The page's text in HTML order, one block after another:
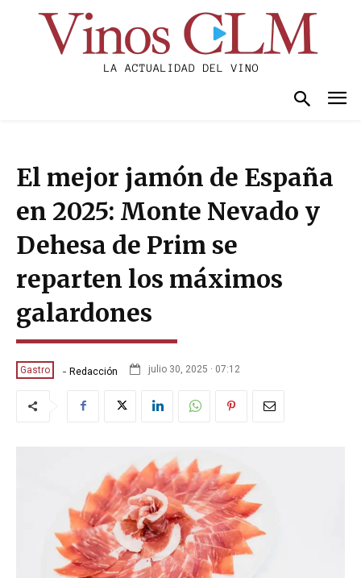
El mejor jamón de España
en 2025: Monte Nevado y
Dehesa de Prim se
reparten los máximos
galardones
Gastro - Redacción julio 30, 2025 · 07:12